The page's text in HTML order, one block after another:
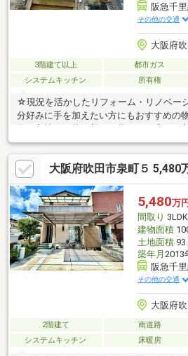
阪急千
その他の交通
大阪府
3階建て以上 都市ガス
システムキッチン
所有権
☆現況を活かしたリフォーム・リノベー
分好みに手を加えたい方にもおすすめの
阪急千里線「豊津」駅徒歩3分で通勤・
想の住まいづくりを、この立地から始め
の良さと利便性を兼ね備え、長く安心し
急千里線 『豊津』駅 徒歩3分！■山手
内！■豊津中学校まで 徒歩15分圏内！■
分！※弊社にてリノベーションやリフォ
頂きます。
大阪府吹田市泉町５ 5,480
5,480万円
間取り 3LDK
建物面積
土地面積
築年月 2013
阪急千
その他の交通
大阪府
2階建て 南道路
システムキッチン
床暖房